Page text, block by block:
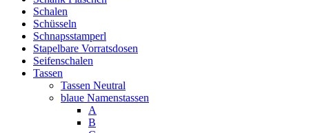
Schalen
Schüsseln
Schnapsstamperl
Stapelbare Vorratsdosen
Seifenschalen
Tassen
Tassen Neutral
blaue Namenstassen
A
B